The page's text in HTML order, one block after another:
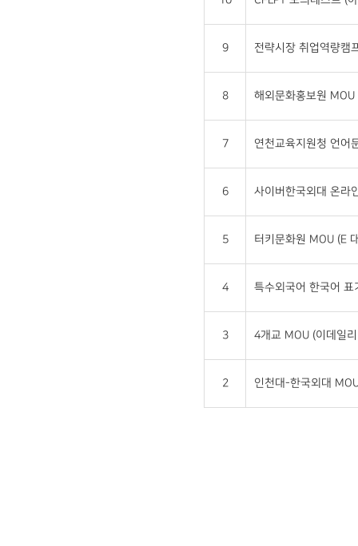
9 전략시장 취업역량캠
8 해외문화홍보원
7 연천교육지원청 언어
6 사이버한국외대 온라
5 터키문화원 MOU (E
4 특수외국어 한국어
3 4개교 MOU (이데일
2 인천대-한국외대